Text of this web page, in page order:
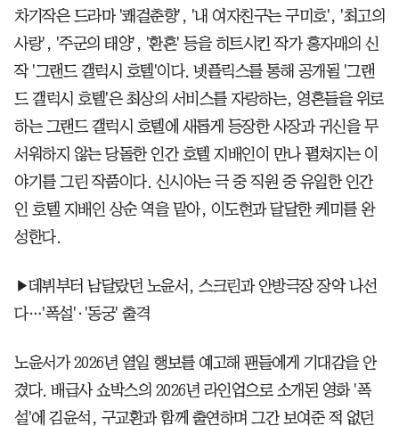
차기작은 드라마 '쾌걸춘향', '내 여자친구는 구미호', '최고의
사랑', '주군의 태양', '환혼' 등을 히트시킨 작가 홍자매의 신
작 '그랜드 갤럭시 호텔'이다. 넷플릭스를 통해 공개될 '그랜
드 갤럭시 호텔'은 최상의 서비스를 자랑하는, 영혼들을 위로
하는 그랜드 갤럭시 호텔에 새롭게 등장한 사장과 귀신을 무
서워하지 않는 당돌한 인간 호텔 지배인이 만나 펼쳐지는 이
야기를 그린 작품이다. 신시아는 극 중 직원 중 유일한 인간
인 호텔 지배인 상순 역을 맡아, 이도현과 달달한 케미를 완
성한다.
▶데뷔부터 남달랐던 노윤서, 스크린과 안방극장 장악 나선
다…'폭설'·'동궁' 출격
노윤서가 2026년 열일 행보를 예고해 팬들에게 기대감을 안
겼다. 배급사 쇼박스의 2026년 라인업으로 소개된 영화 '폭
설'에 김윤석, 구교환과 함께 출연하며 그간 보여준 적 없던